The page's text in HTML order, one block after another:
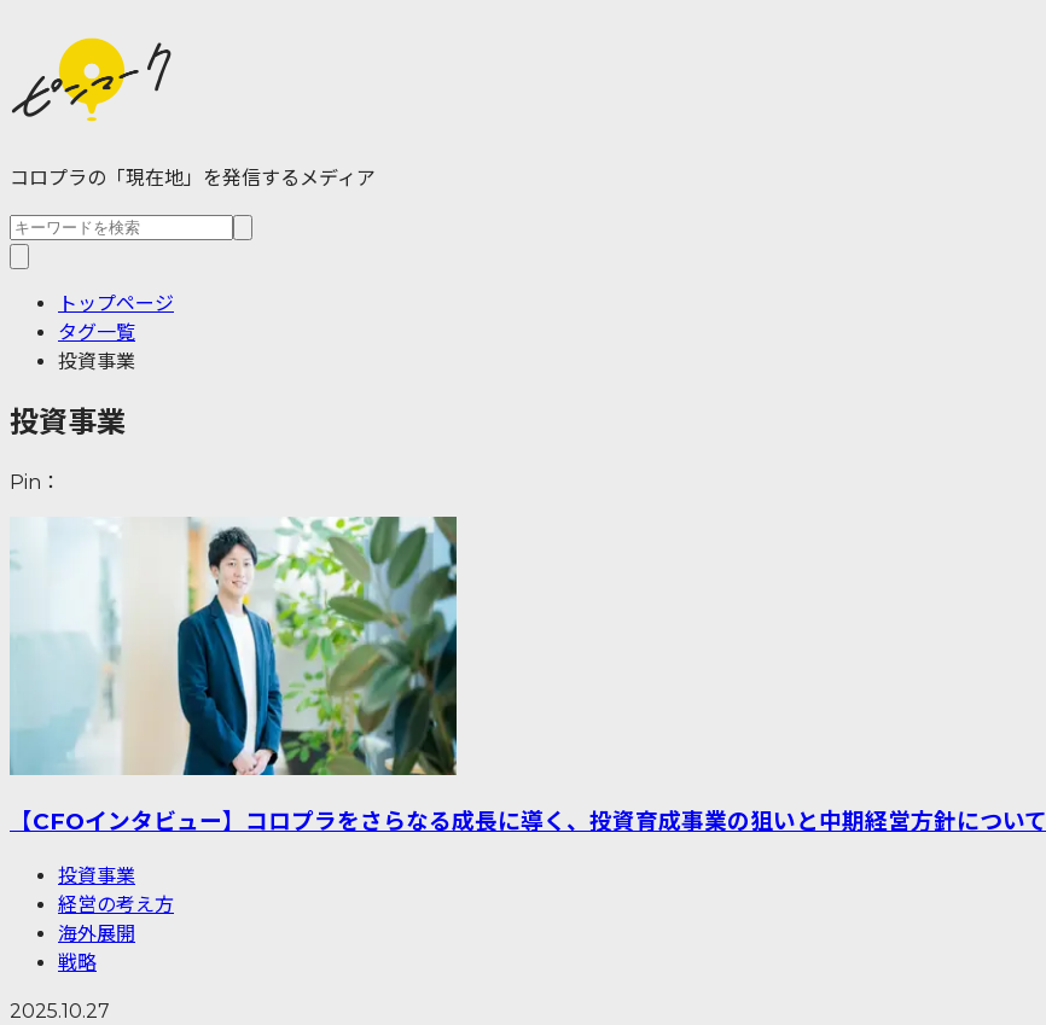
コロプラの「現在地」を発信するメディア
トップページ
タグ一覧
投資事業
投資事業
Pin：
【CFOインタビュー】コロプラをさらなる成長に導く、投資育成事業の狙いと中期経営方針について
投資事業
経営の考え方
海外展開
戦略
2025.10.27